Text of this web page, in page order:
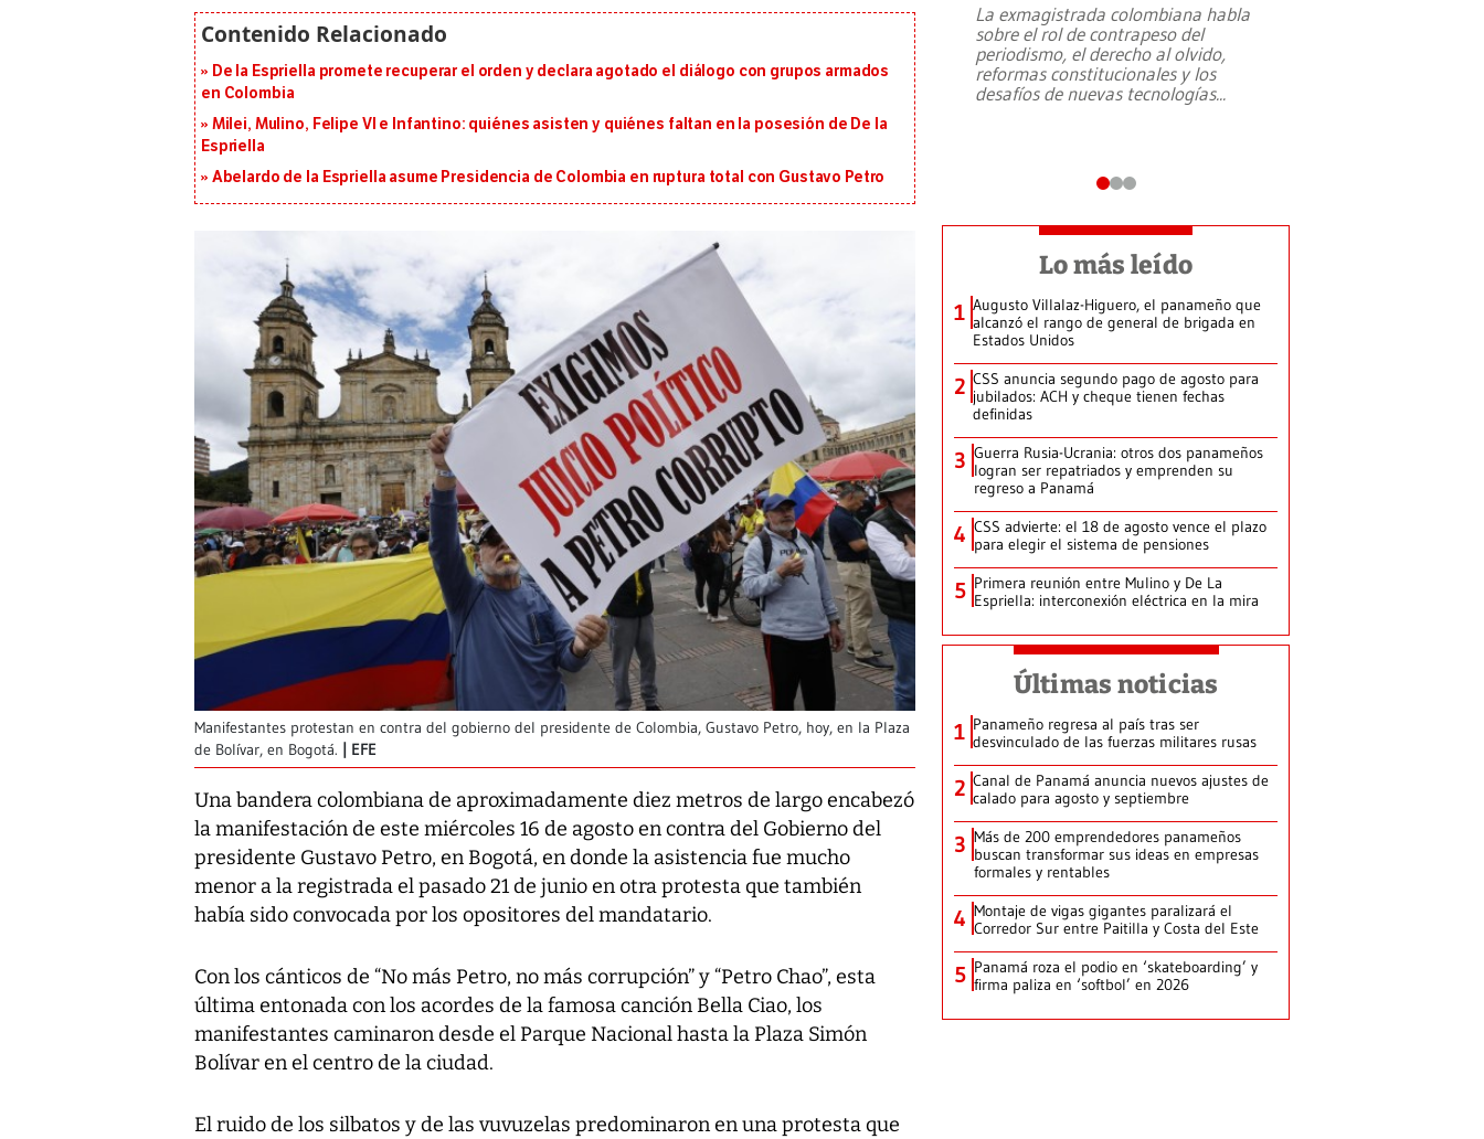
De la Espriella promete recuperar el orden y declara agotado el diálogo con grupos armados
en Colombia
Milei, Mulino, Felipe VI e Infantino: quiénes asisten y quiénes faltan en la posesión de De la
Espriella
Abelardo de la Espriella asume Presidencia de Colombia en ruptura total con Gustavo Petro
Manifestantes protestan en contra del gobierno del presidente de Colombia, Gustavo Petro, hoy, en la Plaza
de Bolívar, en Bogotá.
EFE
Una bandera colombiana de aproximadamente diez metros de largo encabezó
la manifestación de este miércoles 16 de agosto en contra del Gobierno del
presidente Gustavo Petro, en Bogotá, en donde la asistencia fue mucho
menor a la registrada el pasado 21 de junio en otra protesta que también
había sido convocada por los opositores del mandatario.
Con los cánticos de “No más Petro, no más corrupción” y “Petro Chao”, esta
última entonada con los acordes de la famosa canciónBella Ciao, los
manifestantes caminaron desde el Parque Nacional hasta la Plaza Simón
Bolívar en el centro de la ciudad.
El ruido de los silbatos y de las vuvuzelas predominaron en una protesta que
al sur de Japón, provocando una
La exmagistrada colombiana habla
sobre el rol de contrapeso del
periodismo, el derecho al olvido,
reformas constitucionales y los
desafíos de nuevas tecnologías...
Lo más leído
1 Augusto Villalaz-Higuero, el panameño que
alcanzó el rango de general de brigada en
Estados Unidos
2 CSS anuncia segundo pago de agosto para
jubilados: ACH y cheque tienen fechas
definidas
3 Guerra Rusia-Ucrania: otros dos panameños
logran ser repatriados y emprenden su
regreso a Panamá
4 CSS advierte: el 18 de agosto vence el plazo
para elegir el sistema de pensiones
5 Primera reunión entre Mulino y De La
Espriella: interconexión eléctrica en la mira
Últimas noticias
1 Panameño regresa al país tras ser
desvinculado de las fuerzas militares rusas
2 Canal de Panamá anuncia nuevos ajustes de
calado para agosto y septiembre
3 Más de 200 emprendedores panameños
buscan transformar sus ideas en empresas
formales y rentables
4 Montaje de vigas gigantes paralizará el
Corredor Sur entre Paitilla y Costa del Este
5 Panamá roza el podio en ‘skateboarding’ y
firma paliza en ‘softbol’ en 2026